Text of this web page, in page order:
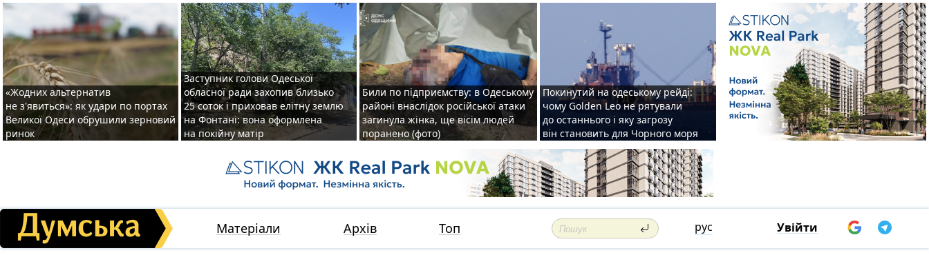
«Жодних альтернатив
не з'явиться»: як удари по портах
Великої Одеси обрушили зерновий
ринок
Заступник голови Одеської
обласної ради захопив близько
25 соток і приховав елітну землю
на Фонтані: вона оформлена
на покійну матір
Били по підприємству: в Одеському
районі внаслідок російської атаки
загинула жінка, ще вісім людей
поранено (фото)
Покинутий на одеському рейді:
чому Golden Leo не рятували
до останнього і яку загрозу
він становить для Чорного моря
Матеріали Архів Топ рус Увійти